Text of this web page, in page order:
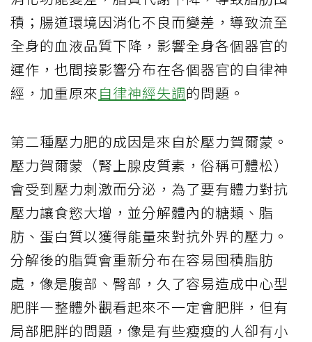
積；腸道環境因消化不良而變差，導致流至
全身的血液品質下降，影響全身各個器官的
運作，也間接影響分布在各個器官的自律神
經，加重原來自律神經失調的問題。
第二種壓力肥的成因是來自於壓力賀爾蒙。
壓力賀爾蒙（腎上腺皮質素，俗稱可體松）
會受到壓力刺激而分泌，為了要有體力對抗
壓力讓食慾大增，並分解體內的糖類、脂
肪、蛋白質以獲得能量來對抗外界的壓力。
分解後的脂質會重新分布在容易囤積脂肪
處，像是腹部、臀部，久了容易造成中心型
肥胖—整體外觀看起來不一定會肥胖，但有
局部肥胖的問題，像是有些瘦瘦的人卻有小